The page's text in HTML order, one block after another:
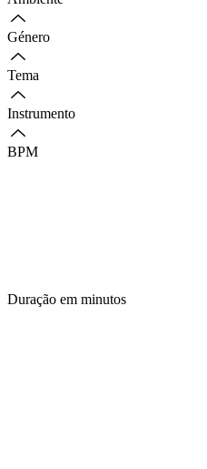
Género
Tema
Instrumento
BPM
Duração em minutos